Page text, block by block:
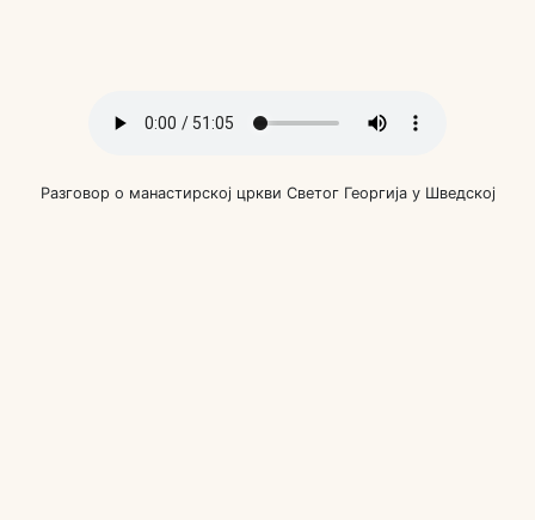
Разговор о манастирској цркви Светог Георгија у Шведској